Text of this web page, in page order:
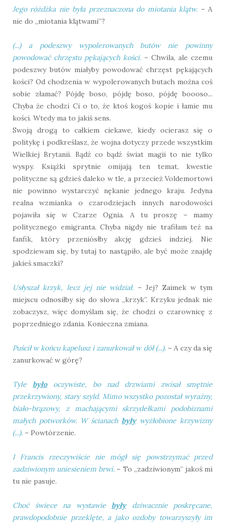
Jego różdżka nie była przeznaczona do miotania klątw. – A
nie do „miotania klątwami”?
(...) a podeszwy wypolerowanych butów nie powinny
powodować chrzęstu pękających kości. – Chwila, ale czemu
podeszwy butów miałyby powodować chrzęst pękających
kości? Od chodzenia w wypolerowanych butach można coś
sobie złamać? Pójdę boso, pójdę boso, pójdę boooso...
Chyba że chodzi Ci o to, że ktoś kogoś kopie i łamie mu
kości. Wtedy ma to jakiś sens.
Swoją drogą to całkiem ciekawe, kiedy ocierasz się o
politykę i podkreślasz, że wojna dotyczy przede wszystkim
Wielkiej Brytanii. Bądź co bądź świat magii to nie tylko
wyspy. Książki sprytnie omijają ten temat, kwestie
polityczne są gdzieś daleko w tle, a przecież Voldemortowi
nie powinno wystarczyć nękanie jednego kraju. Jedyna
realna wzmianka o czarodziejach innych narodowości
pojawiła się w Czarze Ognia. A tu proszę – mamy
politycznego emigranta. Chyba nigdy nie trafiłam też na
fanfik, który przeniósłby akcję gdzieś indziej. Nie
spodziewam się, by tutaj to nastąpiło, ale być może znajdę
jakieś smaczki?
Usłyszał krzyk, lecz jej nie widział. – Jej? Zaimek w tym
miejscu odnosiłby się do słowa „krzyk”. Krzyku jednak nie
zobaczysz, więc domyślam się, że chodzi o czarownicę z
poprzedniego zdania. Konieczna zmiana.
Puścił w końcu kapelusz i zanurkował w dół (...).– A czy da się
zanurkować w górę?
Tyle byłooczywiste, bo nad drzwiami zwisał smętnie
przekrzywiony, stary szyld. Mimo wszystko pozostał wyraźny,
biało-brązowy, z machającymi skrzydełkami podobiznami
małych potworków. W ścianach byływyżłobione krzywizny
(...). – Powtórzenie.
I Francis rzeczywiście nie mógł się powstrzymać przed
zadziwionym uniesieniem brwi. – To „zadziwionym” jakoś mi
tu nie pasuje.
Choć świece na wystawie byłydziwacznie poskręcane,
prawdopodobnie przeklęte, a jako ozdoby towarzyszyły im